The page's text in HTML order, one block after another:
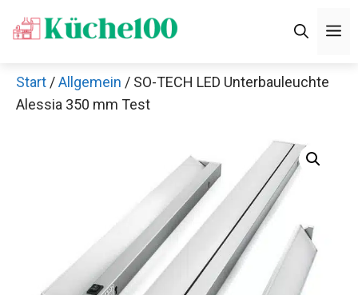
Inhalt
Start /Allgemein / SO-TECH LED Unterbauleuchte
Alessia 350 mm Test